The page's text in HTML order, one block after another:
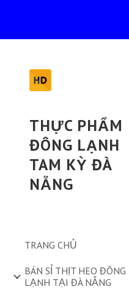
THỰC PHẨM
ĐÔNG LẠNH
TAM KỲ ĐÀ
NẴNG
TRANG CHỦ
BÁN SỈ THỊT HEO ĐÔNG
LẠNH TẠI ĐÀ NẴNG